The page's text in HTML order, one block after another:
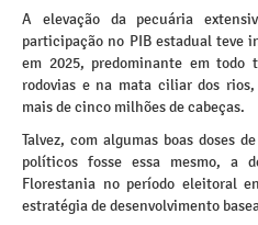
A elevação da pecuária
participação no PIB estadual teve
em 2025, predominante em
rodovias e na mata ciliar dos
mais de cinco milhões de cabeças.
Talvez, com algumas boas doses
políticos fosse essa mesmo, a
Florestania no período eleitoral
estratégia de desenvolvimento